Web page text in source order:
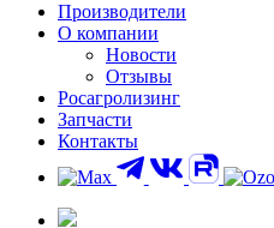
Каталог «СД-АГРО»
Производители
О компании
Новости
Отзывы
Росагролизинг
Запчасти
Контакты